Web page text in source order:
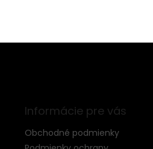
Informácie pre vás
Obchodné podmienky